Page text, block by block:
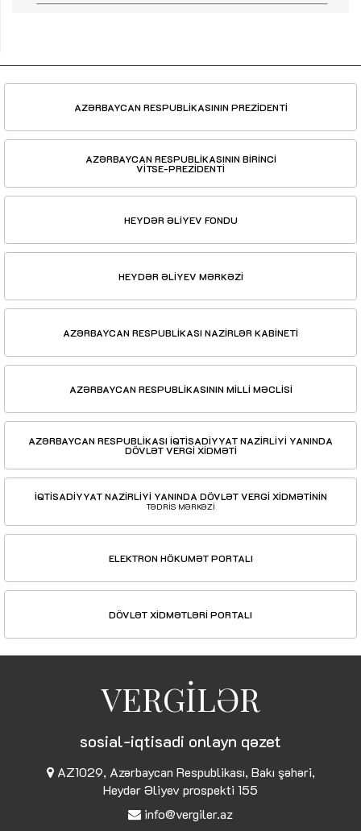
AZƏRBAYCAN RESPUBLİKASININ PREZİDENTİ
AZƏRBAYCAN RESPUBLİKASININ BİRİNCİ
VİTSE-PREZİDENTİ
HEYDƏR ƏLİYEV FONDU
HEYDƏR ƏLİYEV MƏRKƏZİ
AZƏRBAYCAN RESPUBLİKASI NAZİRLƏR KABİNETİ
AZƏRBAYCAN RESPUBLİKASININ MİLLİ MƏCLİSİ
AZƏRBAYCAN RESPUBLİKASI İQTİSADİYYAT NAZİRLİYİ YANINDA
DÖVLƏT VERGİ XİDMƏTİ
İQTİSADİYYAT NAZİRLİYİ YANINDA DÖVLƏT VERGİ XİDMƏTİNİN
TƏDRİS MƏRKƏZİ
ELEKTRON HÖKUMƏT PORTALI
DÖVLƏT XİDMƏTLƏRİ PORTALI
VERGİLƏR
sosial-iqtisadi onlayn qəzet
AZ1029, Azərbaycan Respublikası, Bakı şəhəri,
Heydər Əliyev prospekti 155
info@vergiler.az